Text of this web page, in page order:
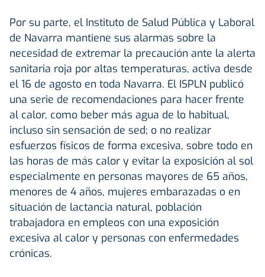
Por su parte, el Instituto de Salud Pública y Laboral
de Navarra mantiene sus alarmas sobre la
necesidad de extremar la precaución ante la alerta
sanitaria roja por altas temperaturas, activa desde
el 16 de agosto en toda Navarra. El ISPLN publicó
una serie de recomendaciones para hacer frente
al calor, como beber más agua de lo habitual,
incluso sin sensación de sed; o no realizar
esfuerzos físicos de forma excesiva, sobre todo en
las horas de más calor y evitar la exposición al sol
especialmente en personas mayores de 65 años,
menores de 4 años, mujeres embarazadas o en
situación de lactancia natural, población
trabajadora en empleos con una exposición
excesiva al calor y personas con enfermedades
crónicas.